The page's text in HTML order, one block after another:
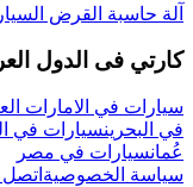
آلة حاسبة القرض
كارتي فى الدول
سيارات في الامارات
في البحرينسيارات في
عُمانسيارات في مصر
سياسة الخصوصية اتصل